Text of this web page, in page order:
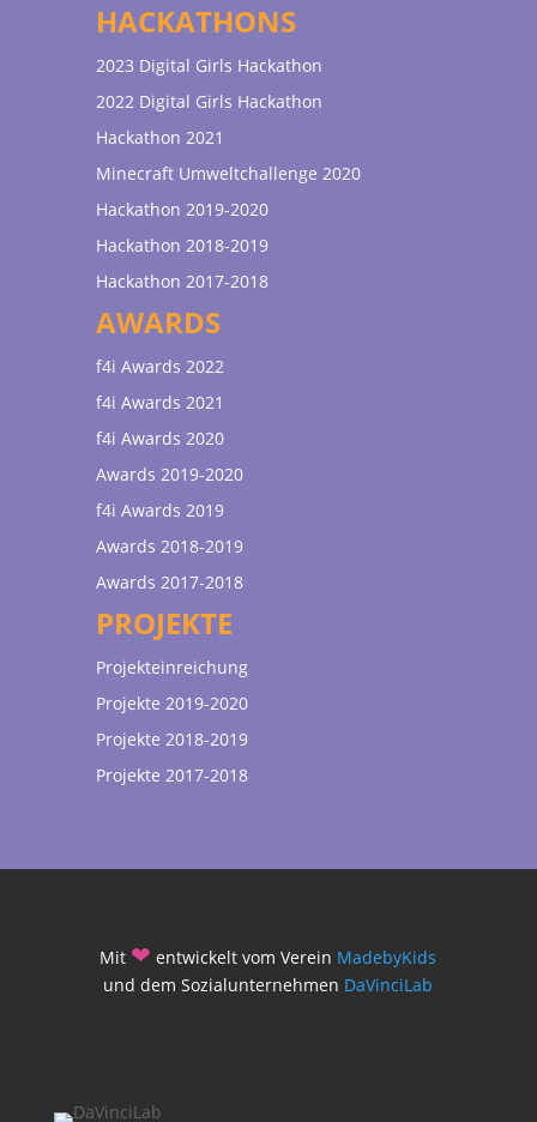
HACKATHONS
2023 Digital Girls Hackathon
2022 Digital Girls Hackathon
Hackathon 2021
Minecraft Umweltchallenge 2020
Hackathon 2019-2020
Hackathon 2018-2019
Hackathon 2017-2018
AWARDS
f4i Awards 2022
f4i Awards 2021
f4i Awards 2020
Awards 2019-2020
f4i Awards 2019
Awards 2018-2019
Awards 2017-2018
PROJEKTE
Projekteinreichung
Projekte 2019-2020
Projekte 2018-2019
Projekte 2017-2018
Mit ❤ entwickelt vom Verein MadebyKids
und dem Sozialunternehmen DaVinciLab